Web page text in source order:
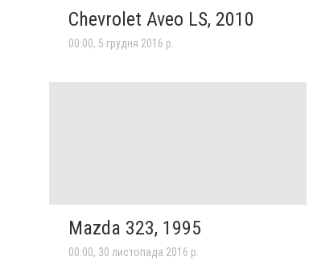
Chevrolet Aveo LS, 2010
00:00, 5 грудня 2016 р.
Mazda 323, 1995
00:00, 30 листопада 2016 р.